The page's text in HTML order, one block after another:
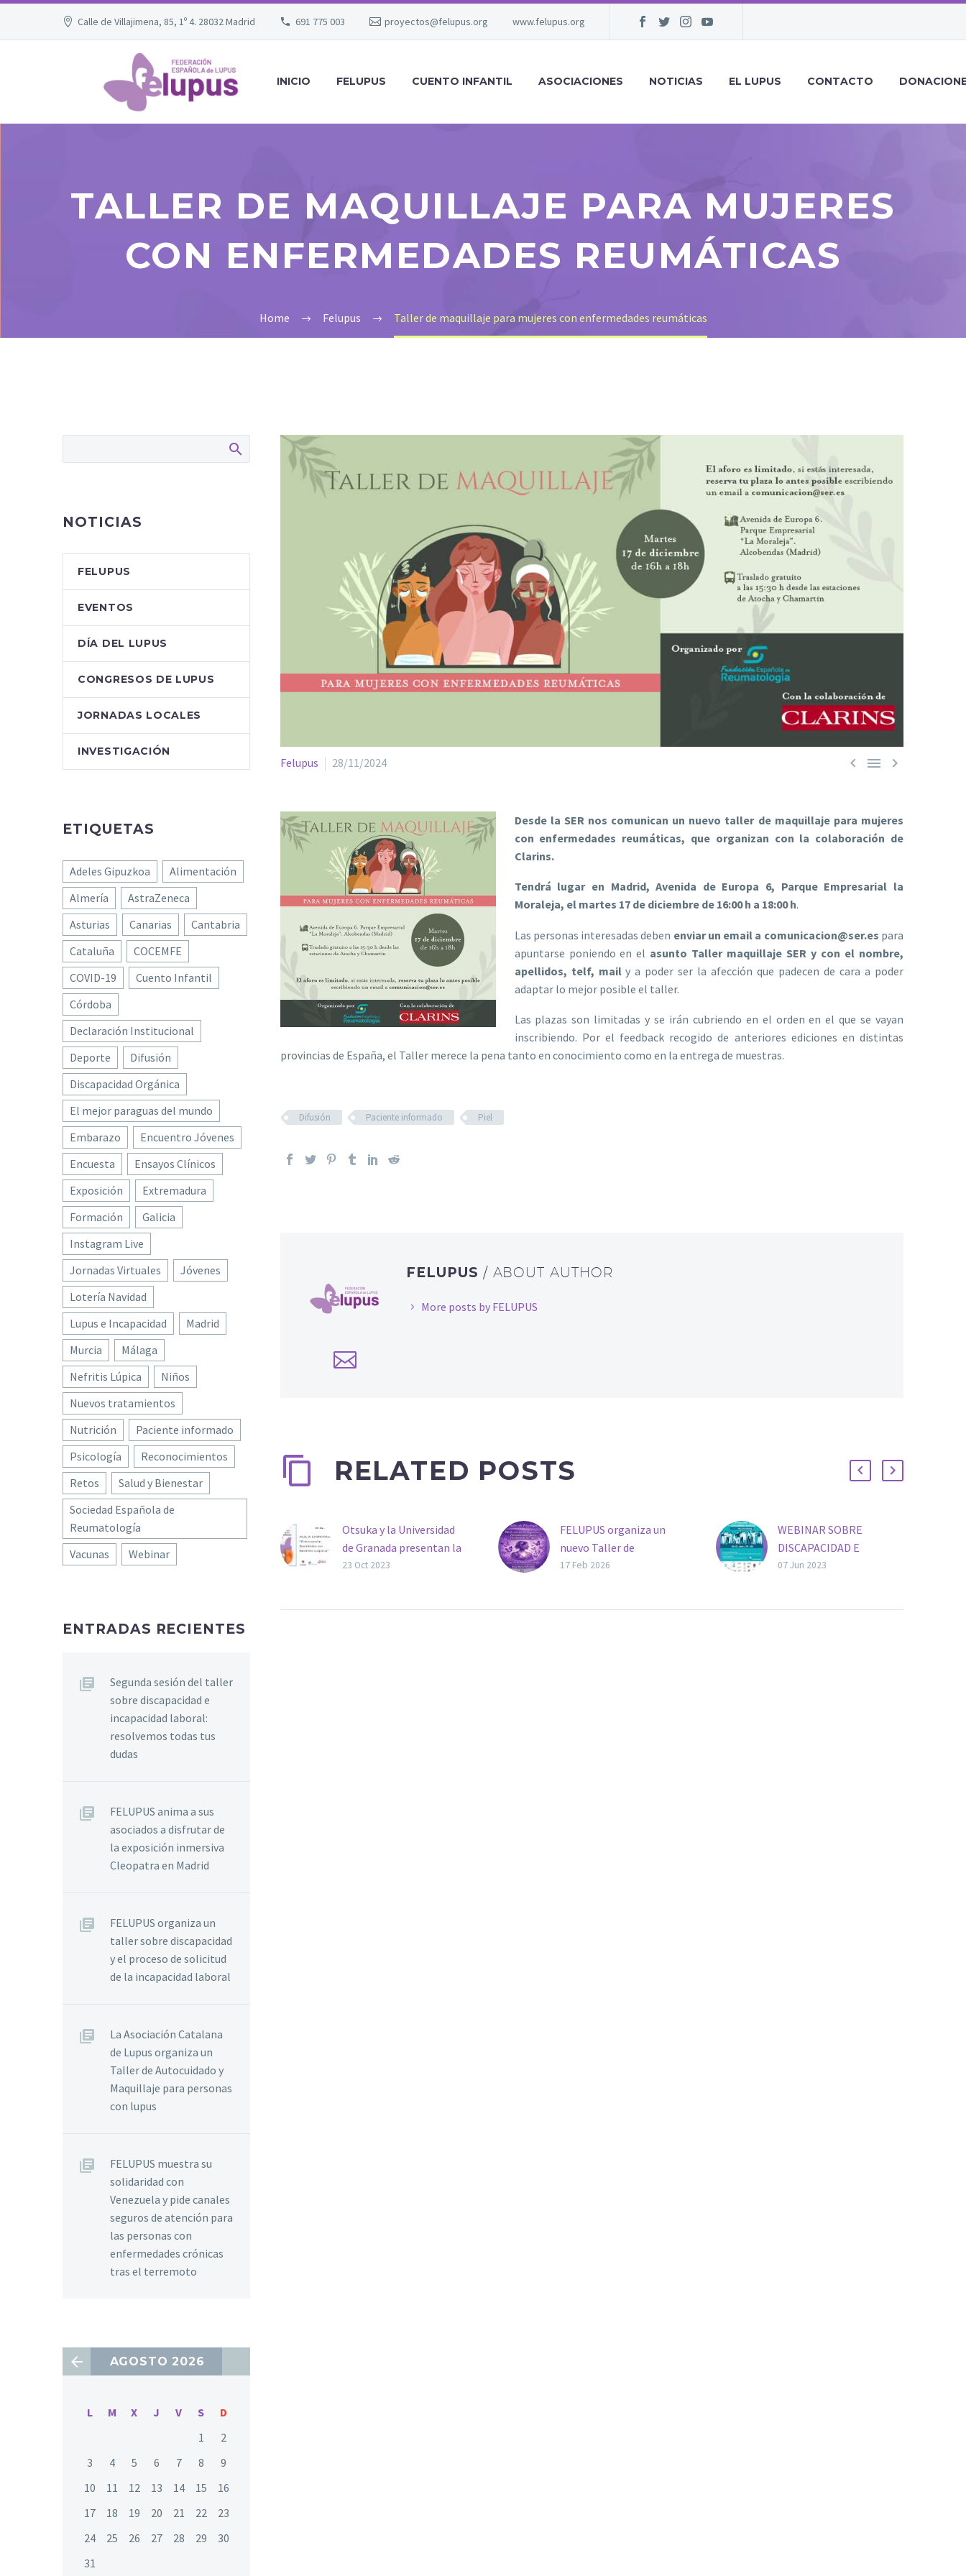
Calle de Villajimena, 85, 1º 4. 28032 Madrid 691 775 003 proyectos@felupus.org www.felupus.org
INICIO FELUPUS CUENTO INFANTIL ASOCIACIONES NOTICIAS EL LUPUS CONTACTO
TALLER DE MAQUILLAJE PARA MUJERES
CON ENFERMEDADES REUMÁTICAS
Home Felupus Taller de maquillaje para mujeres con enfermedades reumáticas
  
Felupus 28/11/2024
Desde la SER nos comunican un nuevo taller de maquillaje para mujeres
con enfermedades reumáticas, que organizan con la colaboración de
Clarins.
Tendrá lugar en Madrid, Avenida de Europa 6, Parque Empresarial la
Moraleja, el martes 17 de diciembre de 16:00 h a 18:00 h.
Las personas interesadas deben enviar un email a comunicacion@ser.es para
apuntarse poniendo en el asunto Taller maquillaje SER y con el nombre,
apellidos, telf, maily a poder ser la afección que padecen de cara a poder
adaptar lo mejor posible el taller.
Las plazas son limitadas y se irán cubriendo en el orden en el que se vayan
inscribiendo. Por el feedback recogido de anteriores ediciones en distintas
provincias de España, el Taller merece la pena tanto en conocimiento como en la entrega de muestras.
Difusión Paciente informado Piel
FELUPUS / ABOUT AUTHOR
More posts by FELUPUS
RELATED POSTS
Otsuka y la Universidad
de Granada presentan la
primera guía para
23 Oct 2023
FELUPUS organiza un
nuevo Taller de
Psicología: “Mucho más
17 Feb 2026
WEBINAR SOBRE
DISCAPACIDAD E
INCAPACIDAD
07 Jun 2023
NOTICIAS
FELUPUS
EVENTOS
DÍA DEL LUPUS
CONGRESOS DE LUPUS
JORNADAS LOCALES
INVESTIGACIÓN
ETIQUETAS
Adeles Gipuzkoa
Alimentación
Almería
AstraZeneca
Asturias
Canarias
Cantabria
Cataluña
COCEMFE
COVID-19
Cuento Infantil
Córdoba
Declaración Institucional
Deporte
Difusión
Discapacidad Orgánica
El mejor paraguas del mundo
Embarazo
Encuentro Jóvenes
Encuesta
Ensayos Clínicos
Exposición
Extremadura
Formación
Galicia
Instagram Live
Jornadas Virtuales
Jóvenes
Lotería Navidad
Lupus e Incapacidad
Madrid
Murcia
Málaga
Nefritis Lúpica
Niños
Nuevos tratamientos
Nutrición
Paciente informado
Psicología
Reconocimientos
Retos
Salud y Bienestar
Sociedad Española de
Reumatología
Vacunas
Webinar
ENTRADAS RECIENTES
Segunda sesión del taller
sobre discapacidad e
incapacidad laboral:
resolvemos todas tus
dudas
FELUPUS anima a sus
asociados a disfrutar de
la exposición inmersiva
Cleopatra en Madrid
FELUPUS organiza un
taller sobre discapacidad
y el proceso de solicitud
de la incapacidad laboral
La Asociación Catalana
de Lupus organiza un
Taller de Autocuidado y
Maquillaje para personas
con lupus
FELUPUS muestra su
solidaridad con
Venezuela y pide canales
seguros de atención para
las personas con
enfermedades crónicas
tras el terremoto
AGOSTO 2026
L M X J V S
D
1
2
3
4 5 6 7 8
9
10
11 12 13 14 15
16
17
18 19 20 21 22
23
24
25 26 27 28 29
30
31